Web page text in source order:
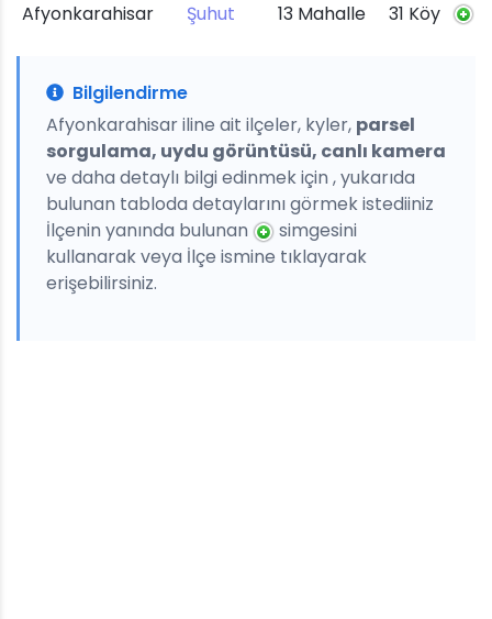
Afyonkarahisar
Şuhut 13 Mahalle 31 Köy
Bilgilendirme
Afyonkarahisar iline ait ilçeler, kyler, parsel
sorgulama, uydu görüntüsü, canlı kamera
ve daha detaylı bilgi edinmek için , yukarıda
bulunan tabloda detaylarını görmek istediiniz
İlçenin yanında bulunan
simgesini
kullanarak veya İlçe ismine tıklayarak
erişebilirsiniz.